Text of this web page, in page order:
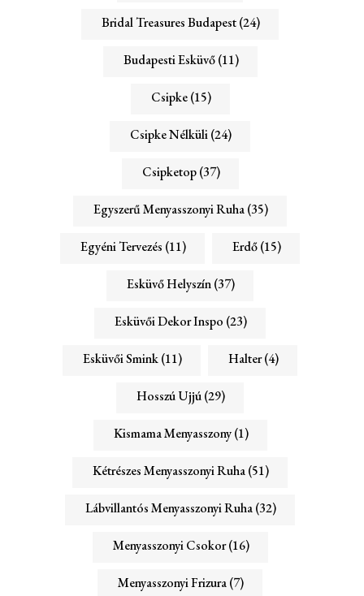
Bridal Treasures Budapest(24)
Budapesti Esküvő(11)
Csipke(15)
Csipke Nélküli(24)
Csipketop(37)
Egyszerű Menyasszonyi Ruha(35)
Egyéni Tervezés (11) Erdő(15)
Esküvő Helyszín(37)
Esküvői Dekor Inspo (23)
Esküvői Smink(11) Halter(4)
Hosszú Ujjú(29)
Kismama Menyasszony(1)
Kétrészes Menyasszonyi Ruha(51)
Lábvillantós Menyasszonyi Ruha(32)
Menyasszonyi Csokor(16)
Menyasszonyi Frizura(7)